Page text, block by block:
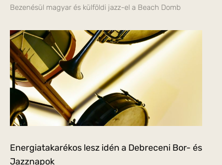
Bezenésül magyar és külföldi jazz-el a Beach Domb
Energiatakarékos lesz idén a Debreceni Bor- és
Jazznapok